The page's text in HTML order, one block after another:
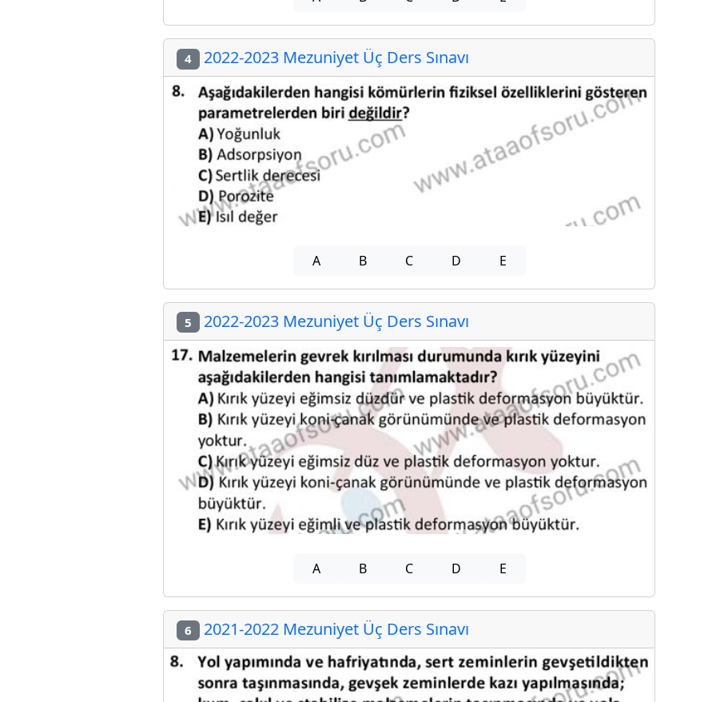
4 2022-2023 Mezuniyet Üç Ders Sınavı
A B C D E
5 2022-2023 Mezuniyet Üç Ders Sınavı
A B C D E
6 2021-2022 Mezuniyet Üç Ders Sınavı